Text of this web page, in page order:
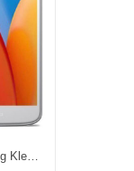
Moto Z3 Play Hoesje Bescherming Kleur Scheppend, Moto Z3 Play Hoesje Hoes Mobiele Telefoon Beige